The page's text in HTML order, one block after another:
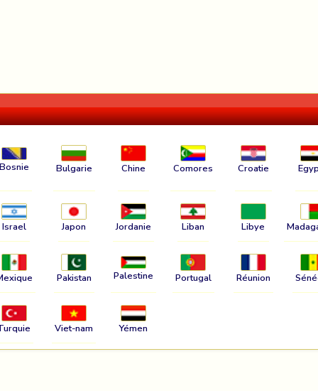
Bosnie Bulgarie Chine Comores Croatie
Israel Japon Jordanie Liban Libye
Pakistan Palestine Portugal Réunion
Viet-nam Yémen